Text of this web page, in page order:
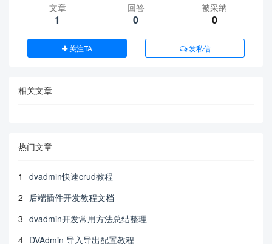
文章
1
回答
0
被采纳
0
关注TA 发私信
相关文章
热门文章
1
dvadmin快速crud教程
2
后端插件开发教程文档
3 dvadmin开发常用方法总结整理
4 DVAdmin 导入导出配置教程